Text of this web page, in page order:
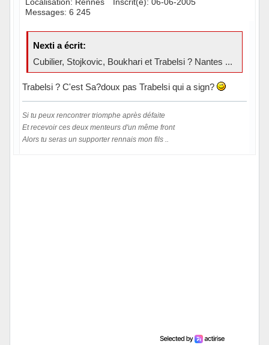
Messages: 6 245
Nexti a écrit:
Cubilier, Stojkovic, Boukhari et Trabelsi ? Nantes ...
Trabelsi ? C'est Sa?doux pas Trabelsi qui a sign?
Si tu peux rencontrer triomphe après défaite
Et recevoir ces deux menteurs d'un même front
Alors tu seras un supporter rennais mon fils ..